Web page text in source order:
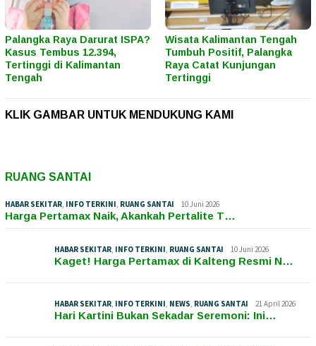
Palangka Raya Darurat ISPA?
Kasus Tembus 12.394,
Tertinggi di Kalimantan
Tengah
Wisata Kalimantan Tengah
Tumbuh Positif, Palangka
Raya Catat Kunjungan
Tertinggi
KLIK GAMBAR UNTUK MENDUKUNG KAMI
RUANG SANTAI
HABAR SEKITAR INFO TERKINI RUANG SANTAI 10 Juni 2026
Harga Pertamax Naik, Akankah Pertalite T…
HABAR SEKITAR INFO TERKINI RUANG SANTAI 10 Juni 2026
Kaget! Harga Pertamax di Kalteng Resmi N…
HABAR SEKITAR INFO TERKINI NEWS RUANG SANTAI 21 April 2026
Hari Kartini Bukan Sekadar Seremoni: Ini…